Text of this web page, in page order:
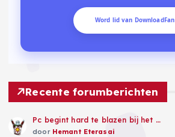
Word lid van DownloadFan
Recente forumberichten
Pc begint hard te blazen bij het …
door Hemant Eterasai